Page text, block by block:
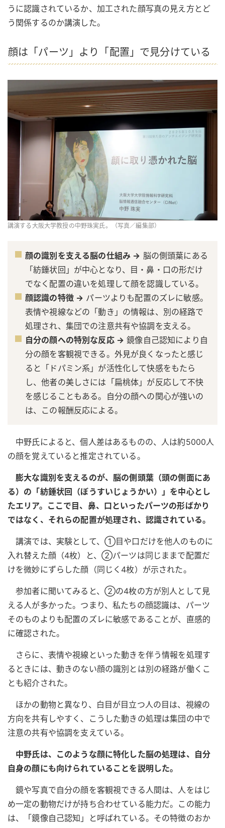
うに認識されているか、加工された顔写真の見え方とど
う関係するのか講演した。
顔は「パーツ」より「配置」で見分けている
講演する大阪大学教授の中野珠実氏。（写真／編集部）
顔の識別を支える脳の仕組み → 脳の側頭葉にある
「紡錘状回」が中心となり、目・鼻・口の形だけ
でなく配置の違いを処理して顔を認識している。
顔認識の特徴 → パーツよりも配置のズレに敏感。
表情や視線などの「動き」の情報は、別の経路で
処理され、集団での注意共有や協調を支える。
自分の顔への特別な反応 → 鏡像自己認知により自
分の顔を客観視できる。外見が良くなったと感じ
ると「ドパミン系」が活性化して快感をもたら
し、他者の美しさには「扁桃体」が反応して不快
を感じることもある。自分の顔への関心が強いの
は、この報酬反応による。
中野氏によると、個人差はあるものの、人は約5000人
の顔を覚えていると推定されている。
膨大な識別を支えるのが、脳の側頭葉（頭の側面にあ
る）の「紡錘状回（ぼうすいじょうかい）」を中心とし
たエリア。ここで目、鼻、口といったパーツの形ばかり
ではなく、それらの配置が処理され、認識されている。
講演では、実験として、①目や口だけを他人のものに
入れ替えた顔（4枚）と、②パーツは同じままで配置だ
けを微妙にずらした顔（同じく4枚）が示された。
参加者に聞いてみると、②の4枚の方が別人として見
える人が多かった。つまり、私たちの顔認識は、パーツ
そのものよりも配置のズレに敏感であることが、直感的
に確認された。
さらに、表情や視線といった動きを伴う情報を処理す
るときには、動きのない顔の識別とは別の経路が働くこ
とも紹介された。
ほかの動物と異なり、白目が目立つ人の目は、視線の
方向を共有しやすく、こうした動きの処理は集団の中で
注意の共有や協調を支えている。
中野氏は、このような顔に特化した脳の処理は、自分
自身の顔にも向けられていることを説明した。
鏡や写真で自分の顔を客観視できる人間は、人をはじ
め一定の動物だけが持ち合わせている能力だ。この能力
は、「鏡像自己認知」と呼ばれている。その特徴のおか